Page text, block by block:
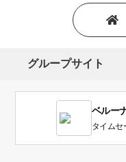
グループサイト
ベルー
タイムセ